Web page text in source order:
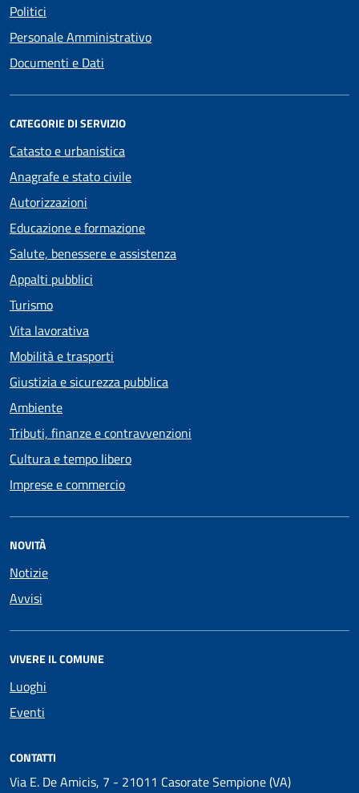
Politici
Personale Amministrativo
Documenti e Dati
CATEGORIE DI SERVIZIO
Catasto e urbanistica
Anagrafe e stato civile
Autorizzazioni
Educazione e formazione
Salute, benessere e assistenza
Appalti pubblici
Turismo
Vita lavorativa
Mobilità e trasporti
Giustizia e sicurezza pubblica
Ambiente
Tributi, finanze e contravvenzioni
Cultura e tempo libero
Imprese e commercio
NOVITÀ
Notizie
Avvisi
VIVERE IL COMUNE
Luoghi
Eventi
CONTATTI
Via E. De Amicis, 7 - 21011 Casorate Sempione (VA)